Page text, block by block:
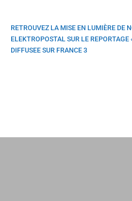
RETROUVEZ LA MISE EN LUMIÈRE DE
ELEKTROPOSTAL SUR LE REPORTAGE
DIFFUSEE SUR FRANCE 3